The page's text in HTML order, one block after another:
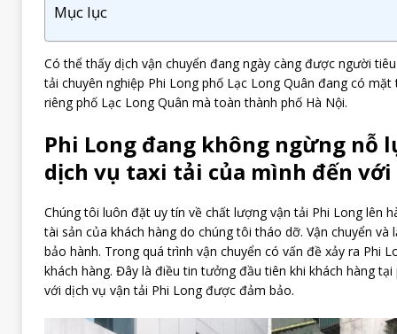
Mục lục
Có thể thấy dịch vận chuyển đang ngày càng được người
tải chuyên nghiệp Phi Long phố Lạc Long Quân đang có
riêng phố Lạc Long Quân mà toàn thành phố Hà Nội.
Phi Long đang không ngừng nỗ
dịch vụ taxi tải của mình đến với
Chúng tôi luôn đặt uy tín về chất lượng vận tải Phi Long lên
tài sản của khách hàng do chúng tôi tháo dỡ. Vận chuyển
bảo hành. Trong quá trình vận chuyển có vấn đề xảy ra Phi
khách hàng. Đây là điều tin tưởng đầu tiên khi khách hàng
với dịch vụ vận tải Phi Long được đảm bảo.